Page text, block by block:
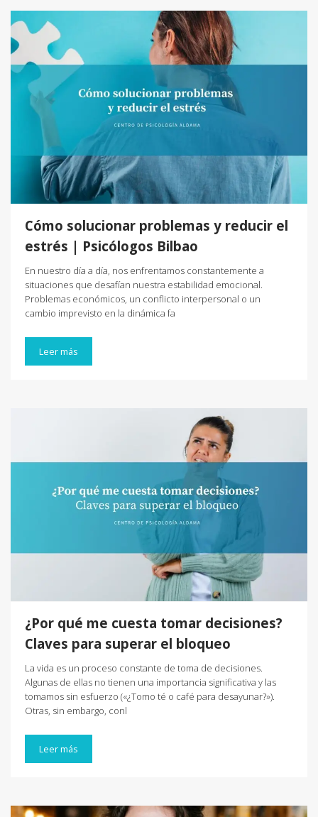
Cómo solucionar problemas y reducir el
estrés | Psicólogos Bilbao
En nuestro día a día, nos enfrentamos constantemente a
situaciones que desafían nuestra estabilidad emocional.
Problemas económicos, un conflicto interpersonal o un
cambio imprevisto en la dinámica fa
Leer más
¿Por qué me cuesta tomar decisiones?
Claves para superar el bloqueo
La vida es un proceso constante de toma de decisiones.
Algunas de ellas no tienen una importancia significativa y las
tomamos sin esfuerzo («¿Tomo té o café para desayunar?»).
Otras, sin embargo, conl
Leer más